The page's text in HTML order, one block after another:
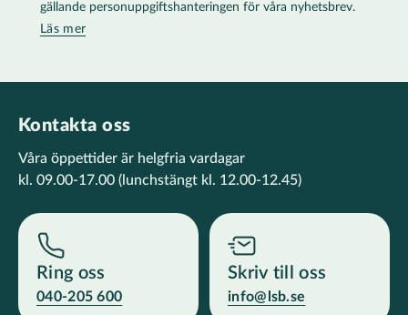
gällande personuppgiftshanteringen för våra nyhetsbrev.
Läs mer
Kontakta oss
Våra öppettider är helgfria vardagar
kl. 09.00-17.00 (lunchstängt kl. 12.00-12.45)
Ring oss
040-205 600
Skriv till oss
info@lsb.se